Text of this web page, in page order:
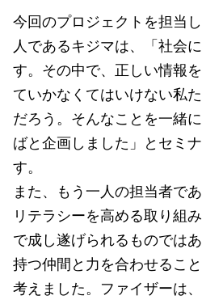
今回のプロジェクトを担当
人であるキジマは、「社会
す。その中で、正しい情報
ていかなくてはいけない私
だろう。そんなことを一緒
ばと企画しました」とセミ
す。
また、もう一人の担当者で
リテラシーを高める取り組
で成し遂げられるものでは
持つ仲間と力を合わせるこ
考えました。ファイザーは